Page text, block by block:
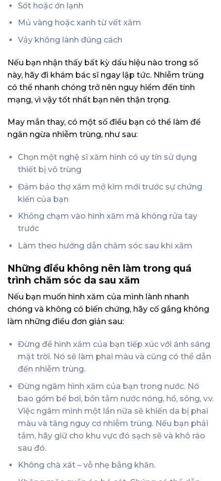
Sốt hoặc ớn lạnh
Mủ vàng hoặc xanh từ vết xăm
Vảy không lành đúng cách
Nếu bạn nhận thấy bất kỳ dấu hiệu nào trong số
này, hãy đi khám bác sĩ ngay lập tức. Nhiễm trùng
có thể nhanh chóng trở nên nguy hiểm đến tính
mạng, vì vậy tốt nhất bạn nên thận trọng.
May mắn thay, có một số điều bạn có thể làm để
ngăn ngừa nhiễm trùng, như sau:
Chọn một nghệ sĩ xăm hình có uy tín sử dụng
thiết bị vô trùng
Đảm bảo thợ xăm mở kim mới trước sự chứng
kiến ​​của bạn
Không chạm vào hình xăm mà không rửa tay
trước
Làm theo hướng dẫn chăm sóc sau khi xăm
Những điều không nên làm trong quá
trình chăm sóc da sau xăm
Nếu bạn muốn hình xăm của mình lành nhanh
chóng và không có biến chứng, hãy cố gắng không
làm những điều đơn giản sau:
Đừng để hình xăm của bạn tiếp xúc với ánh sáng
mặt trời. Nó sẽ làm phai màu và cũng có thể dẫn
đến nhiễm trùng.
Đừng ngâm hình xăm của bạn trong nước. Nó
bao gồm bể bơi, bồn tắm nước nóng, hồ, sông, v.v.
Việc ngâm mình một lần nữa sẽ khiến da bị phai
màu và tăng nguy cơ nhiễm trùng. Nếu bạn phải
tắm, hãy giữ cho khu vực đó sạch sẽ và khô ráo
sau đó.
Không chà xát – vỗ nhẹ bằng khăn.